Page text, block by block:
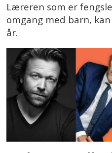
Læreren som er
omgang med barn,
år.